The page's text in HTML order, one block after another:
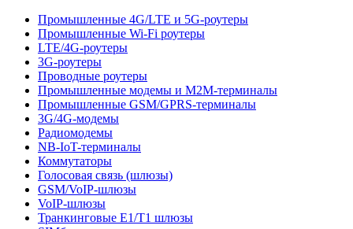
Промышленные 4G/LTE и 5G-роутеры
Промышленные Wi-Fi роутеры
LTE/4G-роутеры
3G-роутеры
Проводные роутеры
Промышленные модемы и M2M-терминалы
Промышленные GSM/GPRS-терминалы
3G/4G-модемы
Радиомодемы
NB-IoT-терминалы
Коммутаторы
Голосовая связь (шлюзы)
GSM/VoIP-шлюзы
VoIP-шлюзы
Транкинговые E1/T1 шлюзы